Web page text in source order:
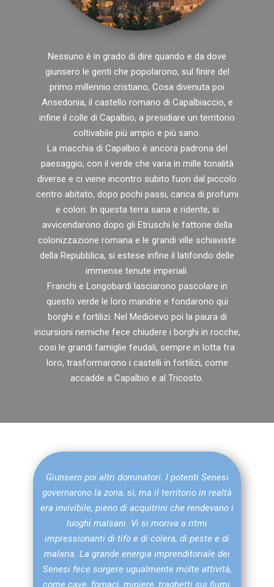
Nessuno è in grado di dire quando e da dove
giunsero le genti che popolarono, sul finire del
primo millennio cristiano, Cosa divenuta poi
Ansedonia, il castello romano di Capalbiaccio, e
infine il colle di Capalbio, a presidiare un territorio
coltivabile più ampio e più sano.
La macchia di Capalbio è ancora padrona del
paesaggio, con il verde che varia in mille tonalità
diverse e ci viene incontro subito fuori dal piccolo
centro abitato, dopo pochi passi, carica di profumi
e colori. In questa terra sana e ridente, si
avvicendarono dopo gli Etruschi le fattorie della
colonizzazione romana e le grandi ville schiaviste
della Repubblica, si estese infine il latifondo delle
immense tenute imperiali.
Franchi e Longobardi lasciarono pascolare in
questo verde le loro mandrie e fondarono qui
borghi e fortilizi. Nel Medioevo poi la paura di
incursioni nemiche fece chiudere i borghi in rocche,
cosi le grandi famiglie feudali, sempre in lotta fra
loro, trasformarono i castelli in fortilizi, come
accadde a Capalbio e al Tricosto.
Giunsero poi altri dominatori. I potenti Senesi
governarono la zona, sì, ma il territorio in realtà
era invivibile, pieno di acquitrini che rendevano i
luoghi malsani. Vi si moriva a ritmi
impressionanti di tifo e di colera, di peste e di
malaria. La grande energia imprenditoriale dei
Senesi fece sorgere ugualmente molte attività,
come cave, fornaci, miniere, traghetti sui fiumi,